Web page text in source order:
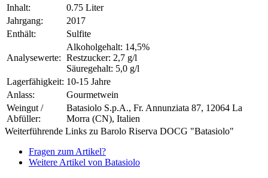
Inhalt:
0.75 Liter
Jahrgang:
2017
Enthält:
Sulfite
Analysewerte:
Alkoholgehalt: 14,5%
Restzucker: 2,7 g/l
Säuregehalt: 5,0 g/l
Lagerfähigkeit: 10-15 Jahre
Anlass:
Gourmetwein
Weingut /
Abfüller:
Batasiolo S.p.A., Fr. Annunziata 87, 12064 La
Morra (CN), Italien
Weiterführende Links zu Barolo Riserva DOCG "Batasiolo"
Fragen zum Artikel?
Weitere Artikel von Batasiolo